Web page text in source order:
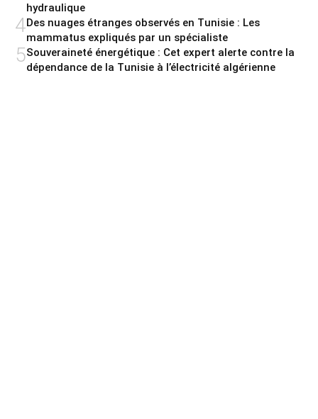
hydraulique
4Des nuages étranges observés en Tunisie : Les
mammatus expliqués par un spécialiste
5Souveraineté énergétique : Cet expert alerte contre la
dépendance de la Tunisie à l’électricité algérienne